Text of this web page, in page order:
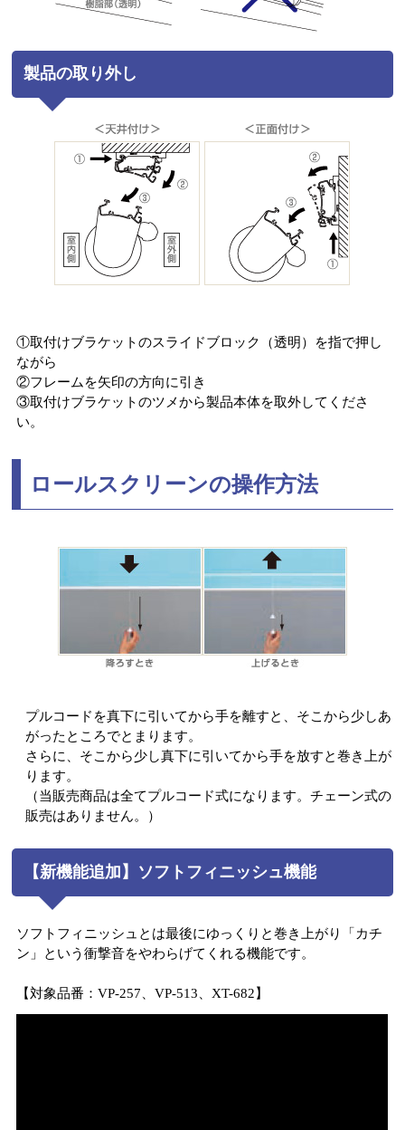
製品の取り外し
①取付けブラケットのスライドブロック（透明）を指で押し
ながら
②フレームを矢印の方向に引き
③取付けブラケットのツメから製品本体を取外してくださ
い。
ロールスクリーンの操作方法
プルコードを真下に引いてから手を離すと、そこから少しあ
がったところでとまります。
さらに、そこから少し真下に引いてから手を放すと巻き上が
ります。
（当販売商品は全てプルコード式になります。チェーン式の
販売はありません。）
【新機能追加】ソフトフィニッシュ機能
ソフトフィニッシュとは最後にゆっくりと巻き上がり「カチ
ン」という衝撃音をやわらげてくれる機能です。
【対象品番：VP-257、VP-513、XT-682】